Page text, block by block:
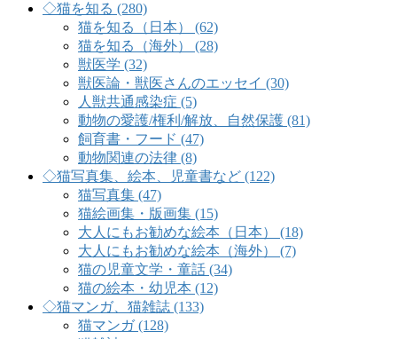
◇猫を知る (280)
猫を知る（日本） (62)
猫を知る（海外） (28)
獣医学 (32)
獣医論・獣医さんのエッセイ (30)
人獣共通感染症 (5)
動物の愛護/権利/解放、自然保護 (81)
飼育書・フード (47)
動物関連の法律 (8)
◇猫写真集、絵本、児童書など (122)
猫写真集 (47)
猫絵画集・版画集 (15)
大人にもお勧めな絵本（日本） (18)
大人にもお勧めな絵本（海外） (7)
猫の児童文学・童話 (34)
猫の絵本・幼児本 (12)
◇猫マンガ、猫雑誌 (133)
猫マンガ (128)